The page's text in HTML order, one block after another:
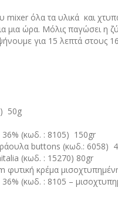
όλα τα υλικά και
μια ώρα. Μόλις παγώσει η
για 15 λεπτά στους
50g
36% (κωδ. : 8105) 150gr
buttons (κωδ.: 6058)
(κωδ. : 15270) 80gr
φυτική κρέμα
(κωδ. : 8105 –